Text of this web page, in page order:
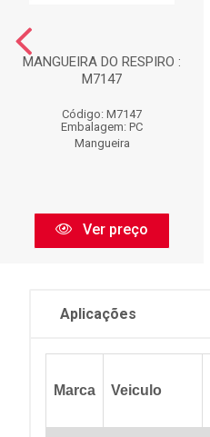
MANGUEIRA DO RESPIRO :
M7147
Código: M7147
Embalagem: PC
Mangueira
Ver preço
Aplicações
Marca Veiculo